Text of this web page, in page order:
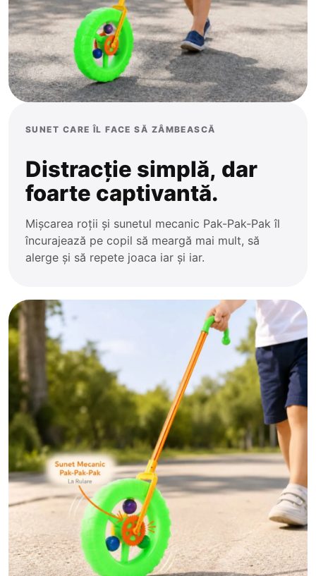
SUNET CARE ÎL FACE SĂ ZÂMBEASCĂ
Distracție simplă, dar
foarte captivantă.
Mișcarea roții și sunetul mecanic Pak-Pak-Pak îl
încurajează pe copil să meargă mai mult, să
alerge și să repete joaca iar și iar.
Trenulețe
Ponei
Zornăitoare
Plajă și Piscină